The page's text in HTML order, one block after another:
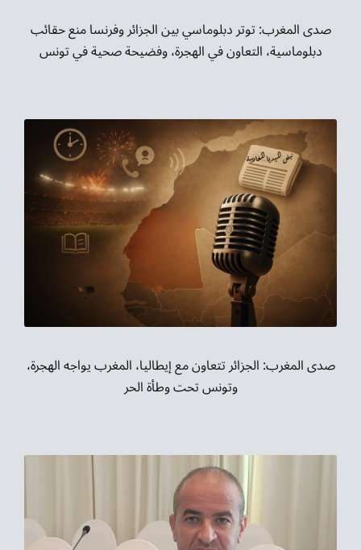
صدى المغرب: توتر دبلوماسي بين الجزائر وفرنسا منع حقائب
دبلوماسية، التعاون في الهجرة، وفضيحة صحية في تونس
صدى المغرب: الجزائر تتعاون مع إيطاليا، المغرب يواجه الهجرة،
وتونس تحت وطأة الحر